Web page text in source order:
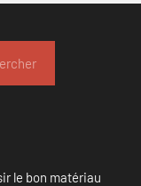
le bon matériau